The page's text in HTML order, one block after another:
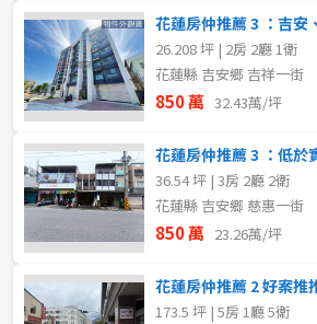
26.208 坪 | 2房 2廳 1衛
花蓮縣 吉安鄉 吉祥一街
850 萬 32.43萬/坪
36.54 坪 | 3房 2廳 2衛
花蓮縣 吉安鄉 慈惠一街
850 萬 23.26萬/坪
173.5 坪 | 5房 1廳 5衛